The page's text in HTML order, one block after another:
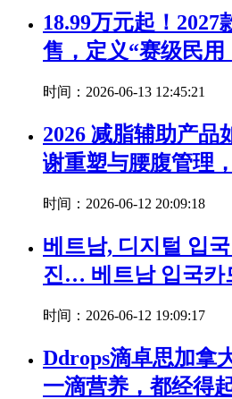
18.99万元起！2027
售，定义“赛级民用
时间：2026-06-13 12:45:21
2026 减脂辅助产品
谢重塑与腰腹管理
时间：2026-06-12 20:09:18
베트남, 디지털 입
진… 베트남 입국카
时间：2026-06-12 19:09:17
Ddrops滴卓思加拿
一滴营养，都经得